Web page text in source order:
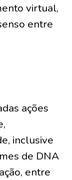
virtual,
entre
ações
inclusive
de DNA
entre